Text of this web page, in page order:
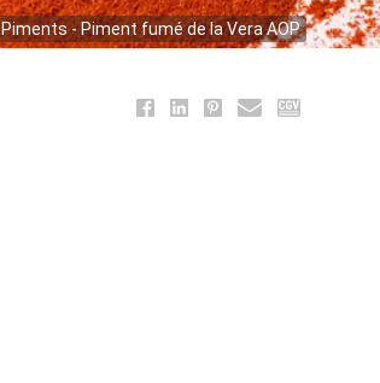
Piments - Piment fumé de la Vera AOP